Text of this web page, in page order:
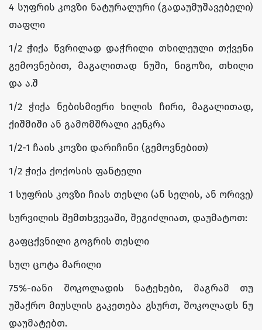
4 სუფრის კოვზი ნატურალური (გადაუმუშავებელი)
თაფლი
1/2 ჭიქა წვრილად დაჭრილი თხილეული თქვენი
გემოვნებით, მაგალითად ნუში, ნიგოზი, თხილი
და ა.შ
1/2 ჭიქა ნებისმიერი ხილის ჩირი, მაგალითად,
ქიშმიში ან გამომშრალი კენკრა
1/2-1 ჩაის კოვზი დარიჩინი (გემოვნებით)
1/2 ჭიქა ქოქოსის ფანტელი
1 სუფრის კოვზი ჩიას თესლი (ან სელის, ან ორივე)
სურვილის შემთხვევაში, შეგიძლიათ, დაუმატოთ:
გაფცქვნილი გოგრის თესლი
სულ ცოტა მარილი
75%-იანი შოკოლადის ნატეხები, მაგრამ თუ
უშაქრო მიუსლის გაკეთება გსურთ, შოკოლადს ნუ
დაუმატებთ.